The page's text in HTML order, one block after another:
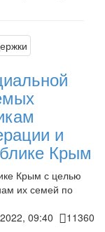
и
Крым
Крым с целью
их семей по
09:40
11360